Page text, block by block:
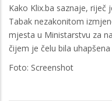
Kako Klix.ba saznaje,
Tabak nezakonitom
mjesta u Ministarstvu za
čijem je čelu bila
Foto: Screenshot